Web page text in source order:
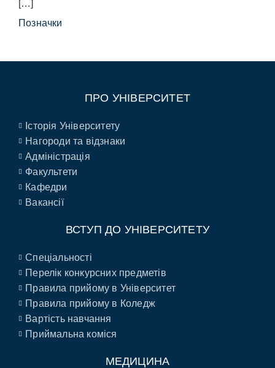
[…]
Позначки
ПРО УНІВЕРСИТЕТ
Історія Університету
Нагороди та відзнаки
Адміністрація
Факультети
Кафедри
Вакансії
ВСТУП ДО УНІВЕРСИТЕТУ
Спеціальності
Перелік конкурсних предметів
Правила прийому в Університет
Правила прийому в Коледж
Вартість навчання
Приймальна коміся
МЕДИЦИНА